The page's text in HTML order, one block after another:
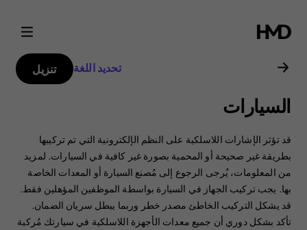
دليل
مستخدم
Nokia
G21
تحديد اللغة تنزيل
السيارات
قد تؤثر الإشارات اللاسلكية على النظم الإلكترونية التي تم تركيبها
بطريقة غير صحيحة أو المحمية بصورة غير كافية في السيارات. ‏‫لمزيد
من المعلومات، يُرجى الرجوع إلى مُصنع السيارة أو المعدات الخاصة
بها.‬ يجب تركيب الجهاز في السيارة بواسطة الموظفين المؤهلين فقط.
‏‫قد يشكل التركيب الخاطئ مصدر خطر وربما يبطل سريان الضمان.‬
تأكد بشكل دوري أن جميع معدات الأجهزة اللاسلكية في سيارتك مُركبة